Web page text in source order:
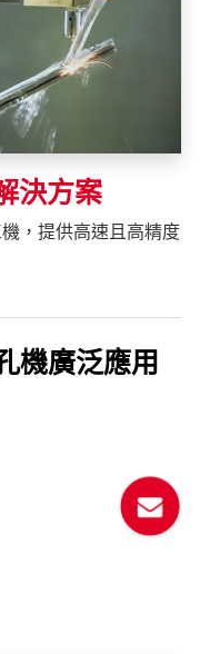
決方案
，提供高速且高精度
機廣泛應用